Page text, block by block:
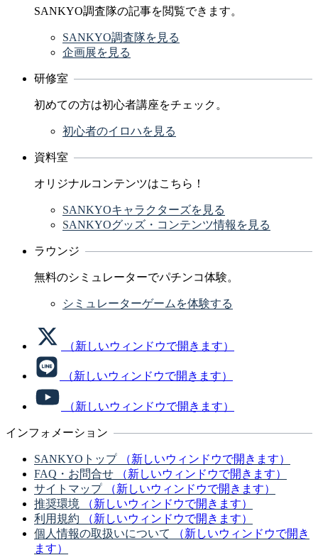
SANKYO調査隊の記事を閲覧できます。
SANKYO調査隊を見る
企画展を見る
研修室
初めての方は初心者講座をチェック。
初心者のイロハを見る
資料室
オリジナルコンテンツはこちら！
SANKYOキャラクターズを見る
SANKYOグッズ・コンテンツ情報を見る
ラウンジ
無料のシミュレーターでパチンコ体験。
シミュレーターゲームを体験する
（新しいウィンドウで開きます）
（新しいウィンドウで開きます）
（新しいウィンドウで開きます）
インフォメーション
SANKYOトップ
（新しいウィンドウで開きます）
FAQ・お問合せ
（新しいウィンドウで開きます）
サイトマップ
（新しいウィンドウで開きます）
推奨環境
（新しいウィンドウで開きます）
利用規約
（新しいウィンドウで開きます）
個人情報の取扱いについて
（新しいウィンドウで開き
ます）